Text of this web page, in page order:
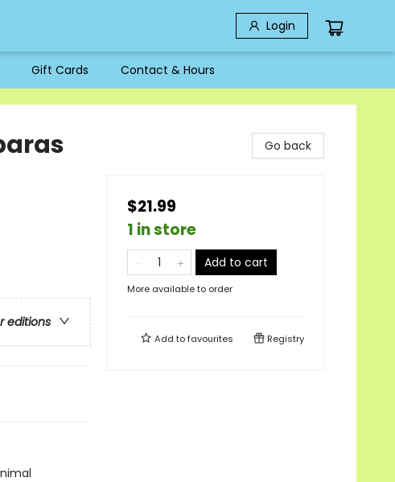
Login
Gift Cards Contact & Hours
editions
Go back
$21.99
1 in store
Add to cart
More available to order
Add tofavourites Registry